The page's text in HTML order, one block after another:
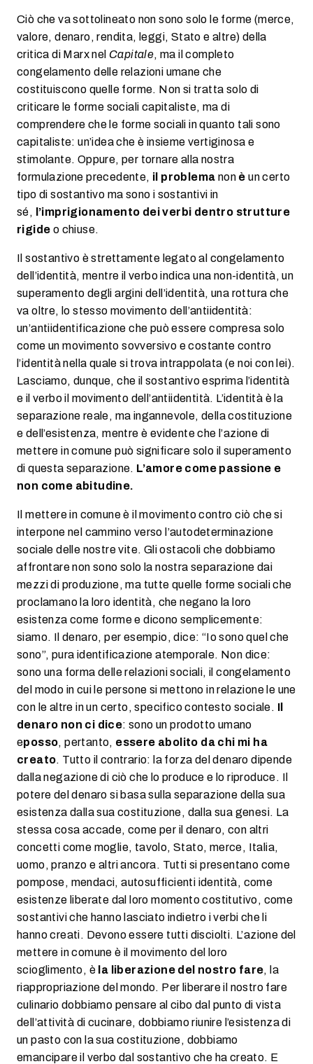
Ciò che va sottolineato non sono solo le forme (merce,
valore, denaro, rendita, leggi, Stato e altre) della
critica di Marx nel Capitale, ma il completo
congelamento delle relazioni umane che
costituiscono quelle forme. Non si tratta solo di
criticare le forme sociali capitaliste, ma di
comprendere che le forme sociali in quanto tali sono
capitaliste: un’idea che è insieme vertiginosa e
stimolante. Oppure, per tornare alla nostra
formulazione precedente, il problemanonèun certo
tipo di sostantivo ma sono i sostantivi in
sé, l’imprigionamento dei verbi dentro strutture
rigideo chiuse.
Il sostantivo è strettamente legato al congelamento
dell’identità, mentre il verbo indica una non-identità, un
superamento degli argini dell’identità, una rottura che
va oltre, lo stesso movimento dell’antiidentità:
un’antiidentificazione che può essere compresa solo
come un movimento sovversivo e costante contro
l’identità nella quale si trova intrappolata (e noi con lei).
Lasciamo, dunque, che il sostantivo esprima l’identità
e il verbo il movimento dell’antiidentità. L’identità è la
separazione reale, ma ingannevole, della costituzione
e dell’esistenza, mentre è evidente che l’azione di
mettere in comune può significare solo il superamento
di questa separazione. L’amore come passione e
non come abitudine.
Il mettere in comune è il movimento contro ciò che si
interpone nel cammino verso l’autodeterminazione
sociale delle nostre vite. Gli ostacoli che dobbiamo
affrontare non sono solo la nostra separazione dai
mezzi di produzione, ma tutte quelle forme sociali che
proclamano la loro identità, che negano la loro
esistenza come forme e dicono semplicemente:
siamo. Il denaro, per esempio, dice: “Io sono quel che
sono”, pura identificazione atemporale. Non dice:
sono una forma delle relazioni sociali, il congelamento
del modo in cui le persone si mettono in relazione le une
con le altre in un certo, specifico contesto sociale. Il
denaro non ci dice: sono un prodotto umano
eposso, pertanto, essere abolito da chi mi ha
creato. Tutto il contrario: la forza del denaro dipende
dalla negazione di ciò che lo produce e lo riproduce. Il
potere del denaro si basa sulla separazione della sua
esistenza dalla sua costituzione, dalla sua genesi. La
stessa cosa accade, come per il denaro, con altri
concetti come moglie, tavolo, Stato, merce, Italia,
uomo, pranzo e altri ancora. Tutti si presentano come
pompose, mendaci, autosufficienti identità, come
esistenze liberate dal loro momento costitutivo, come
sostantivi che hanno lasciato indietro i verbi che li
hanno creati. Devono essere tutti disciolti. L’azione del
mettere in comune è il movimento del loro
scioglimento, èla liberazione del nostro fare, la
riappropriazione del mondo. Per liberare il nostro fare
culinario dobbiamo pensare al cibo dal punto di vista
dell’attività di cucinare, dobbiamo riunire l’esistenza di
un pasto con la sua costituzione, dobbiamo
emancipare il verbo dal sostantivo che ha creato. E